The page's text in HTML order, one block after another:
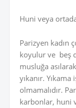
Huni veya
Parizyen kadın
koyulur ve beş
musluğa
yıkanır.
olmamalıdır.
karbonlar, huni